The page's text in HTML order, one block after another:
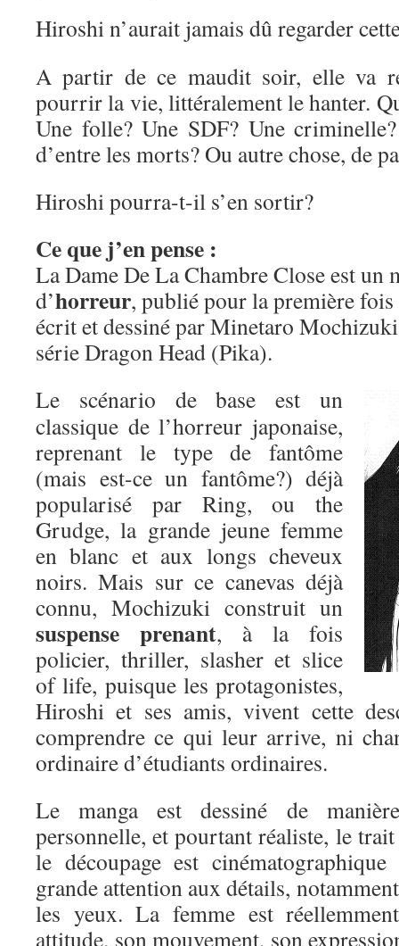
Hiroshi n’aurait jamais dû regarder
A partir de ce maudit soir, elle va
pourrir la vie, littéralement le hanter.
Une folle? Une SDF? Une
d’entre les morts? Ou autre chose, de
Hiroshi pourra-t-il s’en sortir?
Ce que j’en pense :
La Dame De La Chambre Close est un
d’horreur, publié pour la première fois
écrit et dessiné par Minetaro
série Dragon Head (Pika).
Le scénario de base est un
classique de l’horreur japonaise,
reprenant le type de fantôme
(mais est-ce un fantôme?) déjà
popularisé par Ring, ou the
Grudge, la grande jeune femme
en blanc et aux longs cheveux
noirs. Mais sur ce canevas déjà
connu, Mochizuki construit un
suspense prenant, à la fois
policier, thriller, slasher et slice
of life, puisque les protagonistes,
Hiroshi et ses amis, vivent cette
comprendre ce qui leur arrive, ni
ordinaire d’étudiants ordinaires.
Le manga est dessiné de
personnelle, et pourtant réaliste, le
le découpage est
grande attention aux détails,
les yeux. La femme est
attitude, son mouvement, son